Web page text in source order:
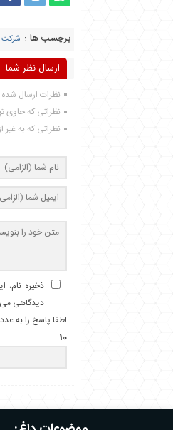
برچسب ها : شرکت
ارسال نظر شما
نظرات ارسال
نظراتی که حاوی
نظراتی که به غیر
ذخیره نام،
دیدگاهی
لطفا پاسخ را به
10 − 8 =